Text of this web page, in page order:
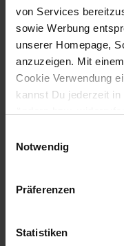
von Services
sowie Werbung
unserer Homepage,
anzuzeigen. Mit
Cookie Verwendung
kannst Du jederzeit in
Notwendig
Präferenzen
Statistiken
Die Philips Sonicare
hinaus und entfernt
strahlendes, weißeres
Bürstenkopf bleiben
Level der
Technologie. Während
an. So sorgt sie für
62.000
Flüssigkeitsströmung
Bürstenkopfes indem